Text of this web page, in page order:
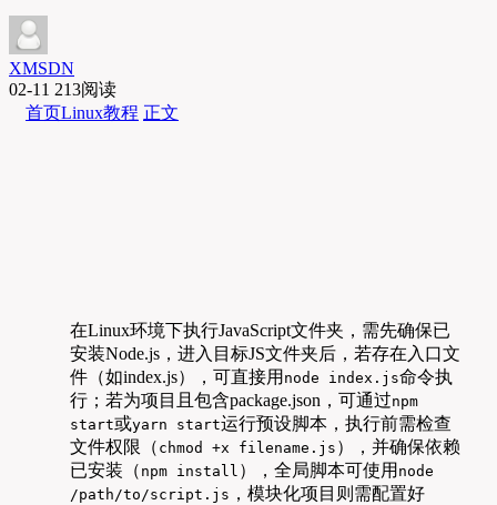
XMSDN
02-11 213阅读
首页Linux教程 正文
在Linux环境下执行JavaScript文件夹，需先确保已
安装Node.js，进入目标JS文件夹后，若存在入口文
件（如index.js），可直接用 node index.js命令执
行；若为项目且包含package.json，可通过npm
start或yarn start运行预设脚本，执行前需检查
文件权限（ chmod +x filename.js ），并确保依赖
已安装（ npm install ），全局脚本可使用 node
/path/to/script.js ，模块化项目则需配置好